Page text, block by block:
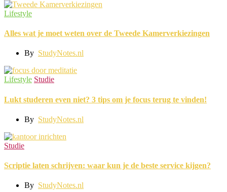
Lifestyle
Alles wat je moet weten over de Tweede Kamerverkiezingen
By StudyNotes.nl
Lifestyle Studie
Lukt studeren even niet? 3 tips om je focus terug te vinden!
By StudyNotes.nl
Studie
Scriptie laten schrijven: waar kun je de beste service kijgen?
By StudyNotes.nl